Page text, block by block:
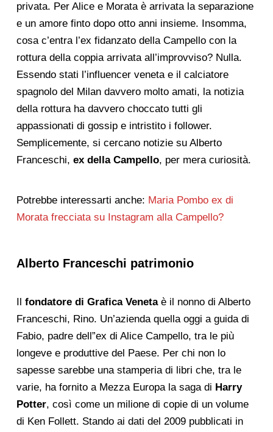
privata. Per Alice e Morata è arrivata la separazione
e un amore finto dopo otto anni insieme. Insomma,
cosa c’entra l’ex fidanzato della Campello con la
rottura della coppia arrivata all’improvviso? Nulla.
Essendo stati l’influencer veneta e il calciatore
spagnolo del Milan davvero molto amati, la notizia
della rottura ha davvero choccato tutti gli
appassionati di gossip e intristito i follower.
Semplicemente, si cercano notizie su Alberto
Franceschi, ex della Campello, per mera curiosità.
Potrebbe interessarti anche: Maria Pombo ex di
Morata frecciata su Instagram alla Campello?
Alberto Franceschi patrimonio
fondatore di Grafica Venetaè il nonno di Alberto
Franceschi, Rino. Un’azienda quella oggi a guida di
Fabio, padre dell”ex di Alice Campello, tra le più
longeve e produttive del Paese. Per chi non lo
sapesse sarebbe una stamperia di libri che, tra le
varie, ha fornito a Mezza Europa la saga di Harry
Potter, così come un milione di copie di un volume
di Ken Follett. Stando ai dati del 2009 pubblicati in